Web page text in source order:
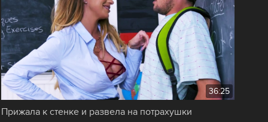
36:25
Прижала к стенке и развела на потрахушки